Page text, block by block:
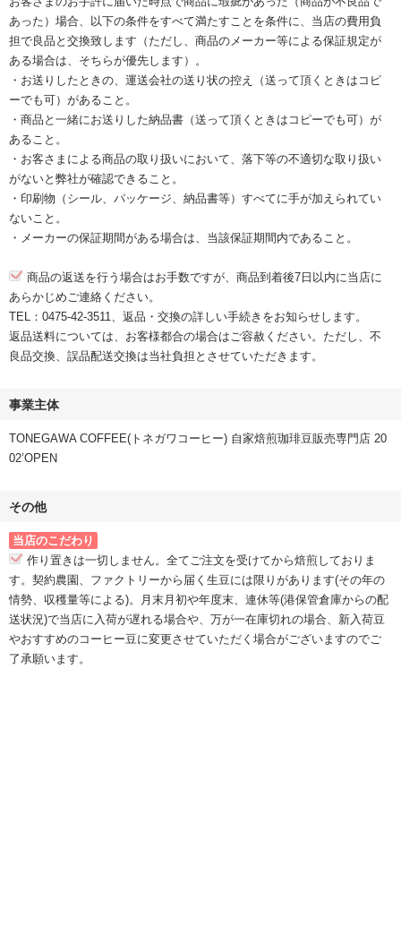
あった）場合、以下の条件をすべて満たすことを条件に、当店の費用負
担で良品と交換致します（ただし、商品のメーカー等による保証規定が
ある場合は、そちらが優先します）。
・お送りしたときの、運送会社の送り状の控え（送って頂くときはコピ
ーでも可）があること。
・商品と一緒にお送りした納品書（送って頂くときはコピーでも可）が
あること。
・お客さまによる商品の取り扱いにおいて、落下等の不適切な取り扱い
がないと弊社が確認できること。
・印刷物（シール、パッケージ、納品書等）すべてに手が加えられてい
ないこと。
・メーカーの保証期間がある場合は、当該保証期間内であること。
商品の返送を行う場合はお手数ですが、商品到着後7日以内に当店に
あらかじめご連絡ください。
TEL：0475-42-3511、返品・交換の詳しい手続きをお知らせします。
返品送料については、お客様都合の場合はご容赦ください。ただし、不
良品交換、誤品配送交換は当社負担とさせていただきます。
事業主体
TONEGAWA COFFEE(トネガワコーヒー) 自家焙煎珈琲豆販売専門店 20
02’OPEN
その他
当店のこだわり
作り置きは一切しません。全てご注文を受けてから焙煎しておりま
す。契約農園、ファクトリーから届く生豆には限りがあります(その年の
情勢、収穫量等による)。月末月初や年度末、連休等(港保管倉庫からの配
送状況)で当店に入荷が遅れる場合や、万が一在庫切れの場合、新入荷豆
やおすすめのコーヒー豆に変更させていただく場合がございますのでご
了承願います。